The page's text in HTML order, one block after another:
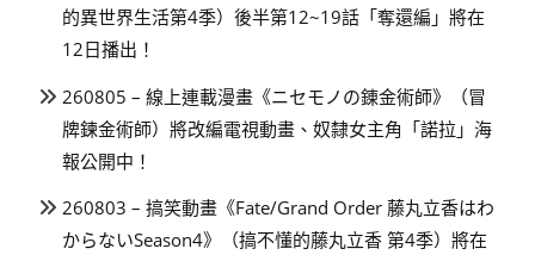
的異世界生活第4季）後半第12~19話「奪還編」將在
12日播出！
260805 – 線上連載漫畫《ニセモノの錬金術師》（冒
牌鍊金術師）將改編電視動畫、奴隸女主角「諾拉」海
報公開中！
260803 – 搞笑動畫《Fate/Grand Order 藤丸立香はわ
からないSeason4》（搞不懂的藤丸立香 第4季）將在